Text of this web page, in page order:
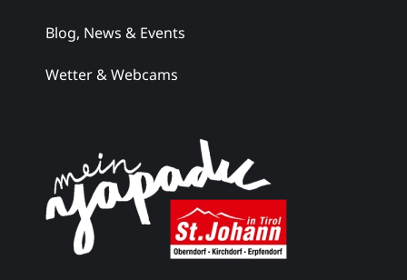
Blog, News & Events
Wetter & Webcams